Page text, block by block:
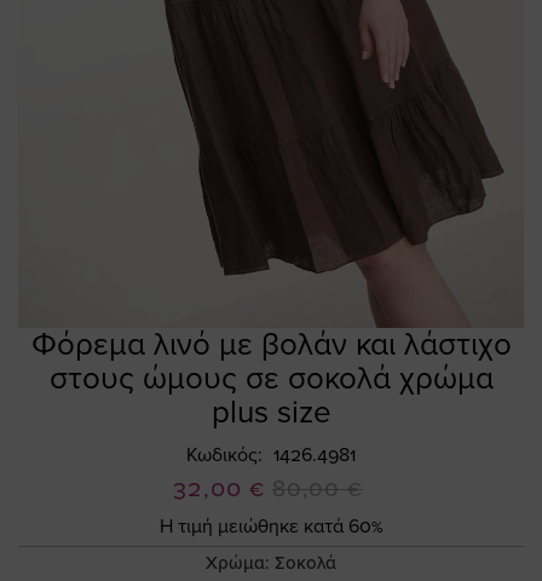
Φόρεμα λινό με βολάν και λάστιχο
στους ώμους σε σοκολά χρώμα
plus size
Κωδικός 1426.4981
Ειδική
Τιμή
32,00 € 80,00 €
Η τιμή μειώθηκε κατά 60%
Χρώμα: Σοκολά
Skip